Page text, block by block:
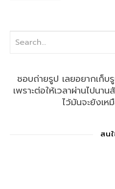
ชอบถ่ายรูป เลยอยากเก็บ
เพราะต่อให้เวลาผ่านไปนา
ไว้มันจะยังเห
สน